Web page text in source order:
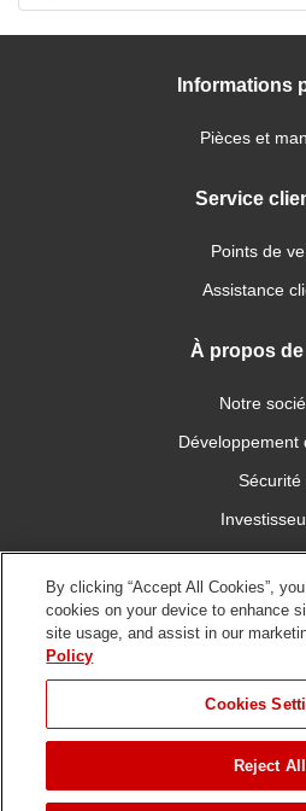
Informations
Pièces et
Service
Points de
Assistance
À propos
Notre
Développement
Sécurité
Carrières
Connectez-vous
d'utilisation
Politique de
By clicking “Accept All Cookies”,
cookies on your device to enhance
site usage, and assist in our
Policy
Cookies
Reject All